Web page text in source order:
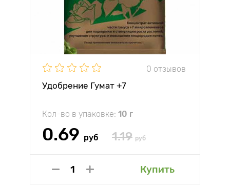
0 отзывов
Удобрение Гумат +7
Кол-во в упаковке: 10 г
0.69 руб 1.19 руб
Купить